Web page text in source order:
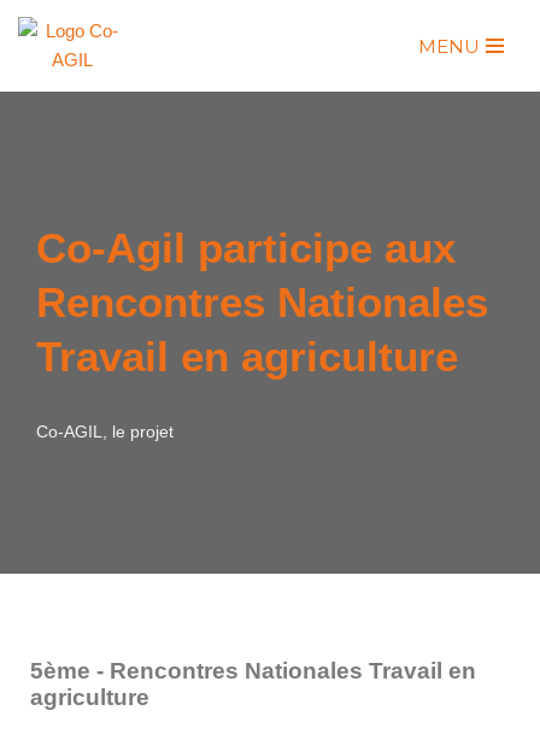
Aller
au
MENU
Co-Agil participe aux
Rencontres Nationales
Travail en agriculture
Co-AGIL, le projet
5ème - Rencontres Nationales Travail en
agriculture